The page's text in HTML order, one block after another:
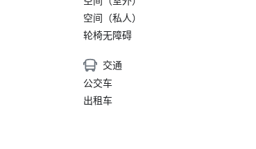
空间（私人）
轮椅无障碍
交通
公交车
出租车